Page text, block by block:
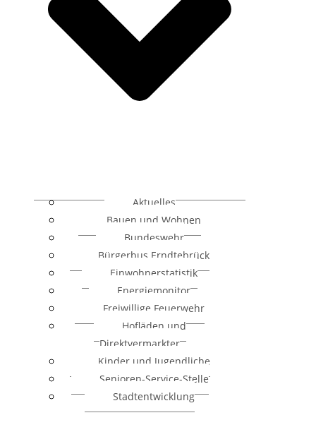
Aktuelles
Bauen und Wohnen
Bundeswehr
Bürgerbus Erndtebrück
Einwohnerstatistik
Energiemonitor
Freiwillige Feuerwehr
Hofläden und
Direktvermarkter
Kinder und Jugendliche
Senioren-Service-Stelle
Stadtentwicklung